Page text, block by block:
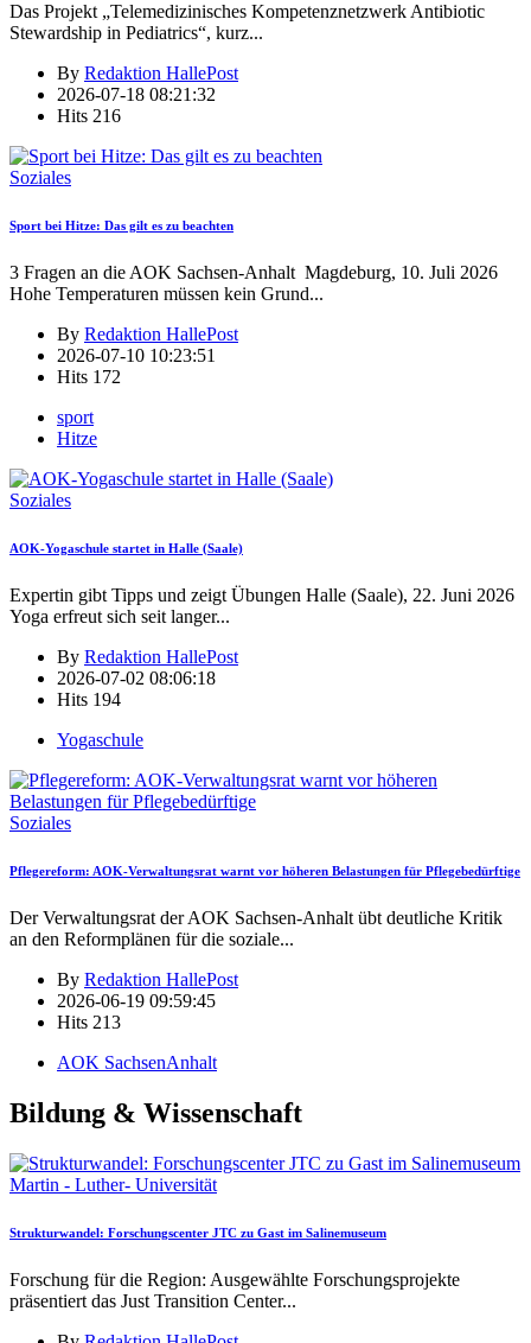
Das Projekt „Telemedizinisches Kompetenznetzwerk Antibiotic
Stewardship in Pediatrics“, kurz...
By Redaktion HallePost
2026-07-18 08:21:32
Hits 216
Soziales
Sport bei Hitze: Das gilt es zu beachten
3 Fragen an die AOK Sachsen-Anhalt Magdeburg, 10. Juli 2026
Hohe Temperaturen müssen kein Grund...
By Redaktion HallePost
2026-07-10 10:23:51
Hits 172
sport
Hitze
Soziales
AOK-Yogaschule startet in Halle (Saale)
Expertin gibt Tipps und zeigt Übungen Halle (Saale), 22. Juni 2026
Yoga erfreut sich seit langer...
By Redaktion HallePost
2026-07-02 08:06:18
Hits 194
Yogaschule
Soziales
Pflegereform: AOK-Verwaltungsrat warnt vor höheren Belastungen für Pflegebedürftige
Der Verwaltungsrat der AOK Sachsen-Anhalt übt deutliche Kritik
an den Reformplänen für die soziale...
By Redaktion HallePost
2026-06-19 09:59:45
Hits 213
AOK SachsenAnhalt
Bildung & Wissenschaft
Martin - Luther- Universität
Strukturwandel: Forschungscenter JTC zu Gast im Salinemuseum
Forschung für die Region: Ausgewählte Forschungsprojekte
präsentiert das Just Transition Center...